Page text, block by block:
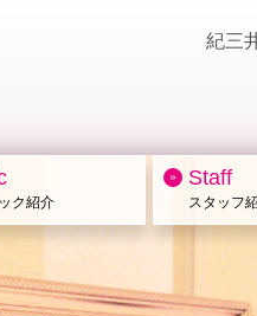
紀三
ク紹介
Staff
スタッフ